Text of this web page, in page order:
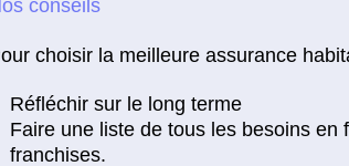
choisir la meilleure assurance